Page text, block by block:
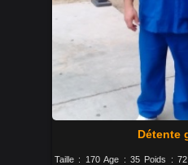
Détente
Taille : 170 Age : 35 Poids :